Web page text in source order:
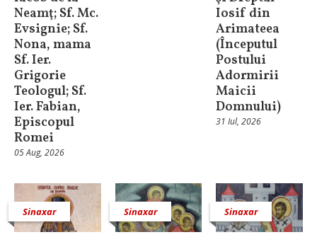
Neamţ; Sf. Mc.
Evsignie; Sf.
Nona, mama
Sf. Ier.
Grigorie
Teologul; Sf.
Ier. Fabian,
Episcopul
Romei
05 Aug, 2026
Iosif din
Arimateea
(Începutul
Postului
Adormirii
Maicii
Domnului)
31 Iul, 2026
Sinaxar Sinaxar Sinaxar